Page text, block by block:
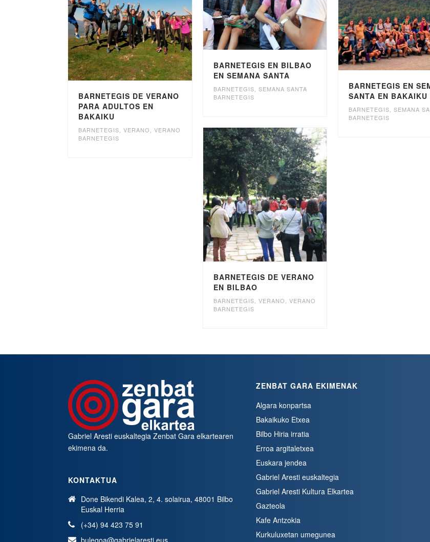
BARNETEGIS EN BILBAO
EN SEMANA SANTA
BARNETEGIS SEMANA SANTA
BARNETEGIS
BARNETEGIS EN
SANTA EN BAKAIKU
BARNETEGIS SEMANA
BARNETEGIS
BARNETEGIS DE VERANO
PARA ADULTOS EN
BAKAIKU
BARNETEGIS VERANO
VERANO
BARNETEGIS
BARNETEGIS DE VERANO
EN BILBAO
BARNETEGIS, VERANO, VERANO
BARNETEGIS
Gabriel Aresti euskaltegia Zenbat Gara elkartearen
ekimena da.
KONTAKTUA
Done Bikendi Kalea, 2, 4. solairua, 48001 Bilbo
Euskal Herria
(+34) 94 423 75 91
ZENBAT GARA EKIMENAK
Algara konpartsa
Bakaikuko Etxea
Bilbo Hiria irratia
Erroa argitaletxea
Euskara jendea
Gabriel Aresti euskaltegia
Gabriel Aresti Kultura Elkartea
Gazteola
Kafe Antzokia
Kurkuluxetan umegunea